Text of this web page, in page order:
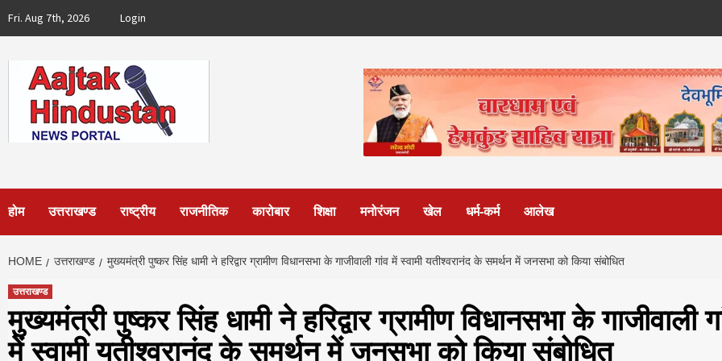
Fri. Aug 7th, 2026 Login
होम उत्तराखण्ड राष्ट्रीय राजनीतिक कारोबार शिक्षा मनोरंजन खेल धर्म-कर्म आलेख
HOME उत्तराखण्ड मुख्यमंत्री पुष्कर सिंह धामी ने हरिद्वार ग्रामीण विधानसभा के गाजीवाली गांव में स्वामी यतीश्वरानंद के समर्थन में जनसभा को किया संबोधित
उत्तराखण्ड
मुख्यमंत्री पुष्कर सिंह धामी ने हरिद्वार ग्रामीण विधानसभा के गाजीवाली
में स्वामी यतीश्वरानंद के समर्थन में जनसभा को किया संबोधित